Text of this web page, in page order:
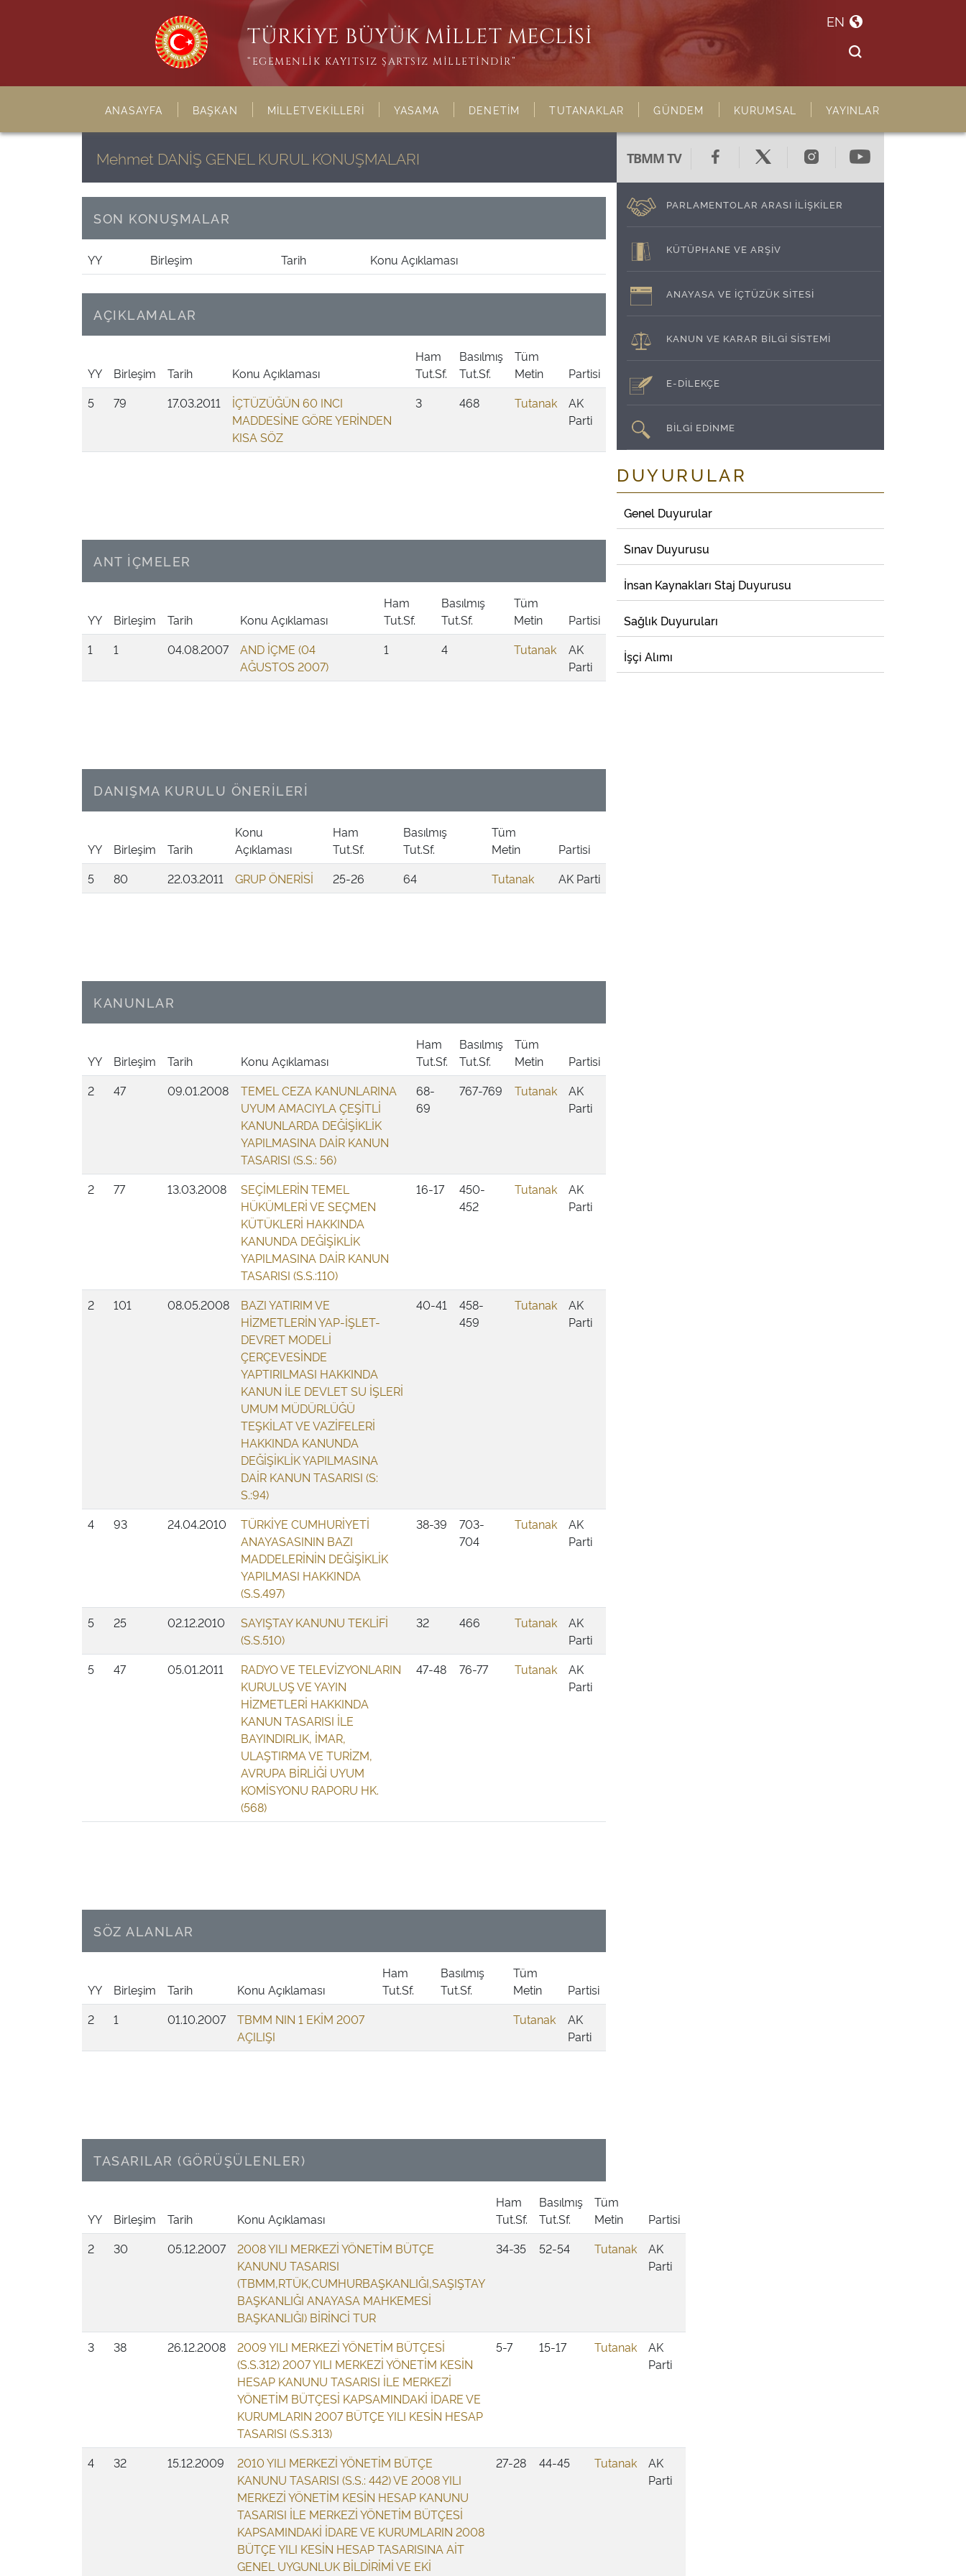
TÜRKİYE BÜYÜK MİLLET MECLİSİ
“EGEMENLİK KAYITSIZ ŞARTSIZ MİLLETİNDİR”
EN
ANASAYFA BAŞKAN MİLLETVEKİLLERİ YASAMA DENETİM TUTANAKLAR GÜNDEM KURUMSAL YAYINLAR
Mehmet DANİŞ GENEL KURUL KONUŞMALARI
SON KONUŞMALAR
YY Birleşim Tarih Konu Açıklaması
AÇIKLAMALAR
YY Birleşim Tarih Konu Açıklaması
Ham
Tut.Sf.
Basılmış
Tut.Sf.
Tüm
Metin
Partisi
5
79 17.03.2011
İÇTÜZÜĞÜN 60 INCI
MADDESİNE GÖRE YERİNDEN
KISA SÖZ
3 468 Tutanak
AK
Parti
ANT İÇMELER
YY Birleşim Tarih Konu Açıklaması
Ham
Tut.Sf.
Basılmış
Tut.Sf.
Tüm
Metin
Partisi
1
1 04.08.2007
AND İÇME (04
AĞUSTOS 2007)
1 4 Tutanak
AK
Parti
DANIŞMA KURULU ÖNERİLERİ
YY Birleşim Tarih
Konu
Açıklaması
Ham
Tut.Sf.
Basılmış
Tut.Sf.
Tüm
Metin
Partisi
5
80 22.03.2011 GRUP ÖNERİSİ 25-26 64 Tutanak AK Parti
KANUNLAR
YY Birleşim Tarih Konu Açıklaması
Ham
Tut.Sf.
Basılmış
Tut.Sf.
Tüm
Metin
Partisi
2
47 09.01.2008
TEMEL CEZA KANUNLARINA
UYUM AMACIYLA ÇEŞİTLİ
KANUNLARDA DEĞİŞİKLİK
YAPILMASINA DAİR KANUN
TASARISI (S.S.: 56)
68-
69
767-769 Tutanak
AK
Parti
2 77 13.03.2008
SEÇİMLERİN TEMEL
HÜKÜMLERİ VE SEÇMEN
KÜTÜKLERİ HAKKINDA
KANUNDA DEĞİŞİKLİK
YAPILMASINA DAİR KANUN
TASARISI (S.S.:110)
16-17
450-
452
Tutanak
AK
Parti
2 101 08.05.2008
BAZI YATIRIM VE
HİZMETLERİN YAP-İŞLET-
DEVRET MODELİ
ÇERÇEVESİNDE
YAPTIRILMASI HAKKINDA
KANUN İLE DEVLET SU İŞLERİ
UMUM MÜDÜRLÜĞÜ
TEŞKİLAT VE VAZİFELERİ
HAKKINDA KANUNDA
DEĞİŞİKLİK YAPILMASINA
DAİR KANUN TASARISI (S:
S.:94)
40-41
458-
459
Tutanak
AK
Parti
4 93 24.04.2010
TÜRKİYE CUMHURİYETİ
ANAYASASININ BAZI
MADDELERİNİN DEĞİŞİKLİK
YAPILMASI HAKKINDA
(S.S.497)
38-39
703-
704
Tutanak
AK
Parti
5 25 02.12.2010
SAYIŞTAY KANUNU TEKLİFİ
(S.S.510)
32 466 Tutanak
AK
Parti
5
47 05.01.2011
RADYO VE TELEVİZYONLARIN
KURULUŞ VE YAYIN
HİZMETLERİ HAKKINDA
KANUN TASARISI İLE
BAYINDIRLIK, İMAR,
ULAŞTIRMA VE TURİZM,
AVRUPA BİRLİĞİ UYUM
KOMİSYONU RAPORU HK.
(568)
47-48 76-77 Tutanak
AK
Parti
SÖZ ALANLAR
YY Birleşim Tarih Konu Açıklaması
Ham
Tut.Sf.
Basılmış
Tut.Sf.
Tüm
Metin
Partisi
2
1 01.10.2007
TBMM NIN 1 EKİM 2007
AÇILIŞI
Tutanak
AK
Parti
TASARILAR (GÖRÜŞÜLENLER)
YY Birleşim Tarih Konu Açıklaması
Ham
Tut.Sf.
Basılmış
Tut.Sf.
Tüm
Metin
Partisi
2
30 05.12.2007
2008 YILI MERKEZİ YÖNETİM BÜTÇE
KANUNU TASARISI
(TBMM,RTÜK,CUMHURBAŞKANLIĞI,SAŞIŞTAY
BAŞKANLIĞI ANAYASA MAHKEMESİ
BAŞKANLIĞI) BİRİNCİ TUR
34-35 52-54 Tutanak
AK
Parti
3 38 26.12.2008
2009 YILI MERKEZİ YÖNETİM BÜTÇESİ
(S.S.312) 2007 YILI MERKEZİ YÖNETİM KESİN
HESAP KANUNU TASARISI İLE MERKEZİ
YÖNETİM BÜTÇESİ KAPSAMINDAKİ İDARE VE
KURUMLARIN 2007 BÜTÇE YILI KESİN HESAP
TASARISI (S.S.313)
5-7 15-17 Tutanak
AK
Parti
4 32 15.12.2009
2010 YILI MERKEZİ YÖNETİM BÜTÇE
KANUNU TASARISI (S.S.: 442) VE 2008 YILI
MERKEZİ YÖNETİM KESİN HESAP KANUNU
TASARISI İLE MERKEZİ YÖNETİM BÜTÇESİ
KAPSAMINDAKİ İDARE VE KURUMLARIN 2008
BÜTÇE YILI KESİN HESAP TASARISINA AİT
GENEL UYGUNLUK BİLDİRİMİ VE EKİ
27-28 44-45 Tutanak
AK
Parti
TBMM TV
PARLAMENTOLAR ARASI İLİŞKİLER
KÜTÜPHANE VE ARŞİV
ANAYASA VE İÇTÜZÜK SİTESİ
KANUN VE KARAR BİLGİ SİSTEMİ
E-DİLEKÇE
BİLGİ EDİNME
DUYURULAR
Genel Duyurular
Sınav Duyurusu
İnsan Kaynakları Staj Duyurusu
Sağlık Duyuruları
İşçi Alımı